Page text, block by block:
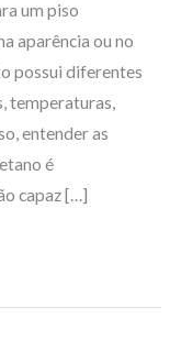
um piso
aparência ou no
possui diferentes
temperaturas,
entender as
é
capaz […]